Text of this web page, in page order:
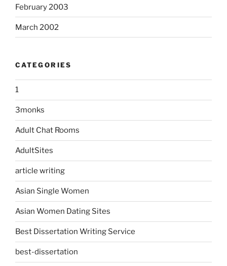
February 2003
March 2002
CATEGORIES
1
3monks
Adult Chat Rooms
AdultSites
article writing
Asian Single Women
Asian Women Dating Sites
Best Dissertation Writing Service
best-dissertation